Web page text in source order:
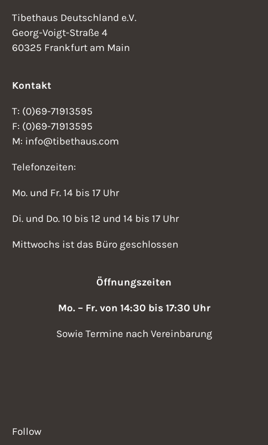
Tibethaus Deutschland e.V.
Georg-Voigt-Straße 4
60325 Frankfurt am Main
Kontakt
T: (0)69-71913595
F: (0)69-71913595
M: info@tibethaus.com
Telefonzeiten:
Mo. und Fr. 14 bis 17 Uhr
Di. und Do. 10 bis 12 und 14 bis 17 Uhr
Mittwochs ist das Büro geschlossen
Öffnungszeiten
Mo. – Fr. von 14:30 bis 17:30 Uhr
Sowie Termine nach Vereinbarung
Follow